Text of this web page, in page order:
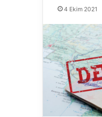
4 Ekim 2021